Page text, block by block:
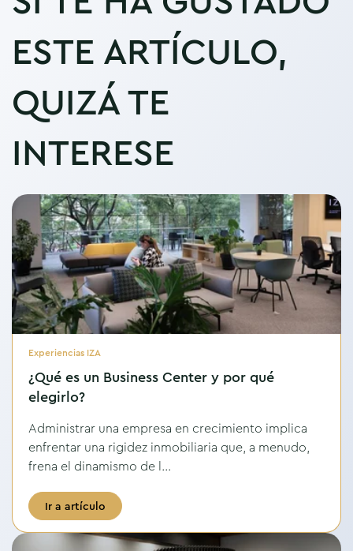
ESTE ARTÍCULO,
QUIZÁ TE
INTERESE
Experiencias IZA
¿Qué es un Business Center y por qué
elegirlo?
Administrar una empresa en crecimiento implica
enfrentar una rigidez inmobiliaria que, a menudo,
frena el dinamismo de l...
Ir a artículo